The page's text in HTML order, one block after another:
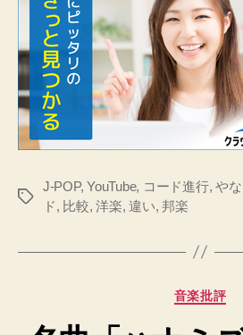
タ
J-POP,YouTube, コード進行,や
ド, 比較,洋楽,違い,邦楽
カ
音楽批評